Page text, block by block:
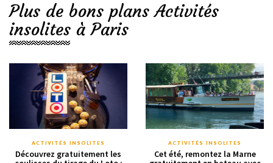
Plus de bons plans Activités
insolites à Paris
ACTIVITÉS INSOLITES
Découvrez gratuitement les
ACTIVITÉS INSOLITES
Cet été, remontez la Marne